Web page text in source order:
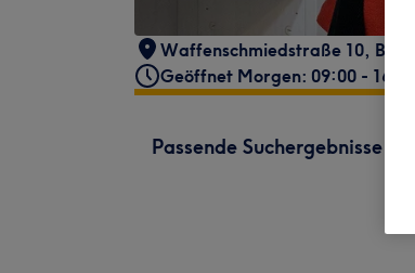
Waffenschmiedstraße 10,
Geöffnet Morgen: 09:00 - 16:00
Passende Suchergebnisse